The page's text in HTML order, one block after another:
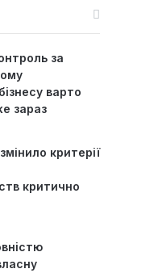
за
варто
зараз
критерії
критично